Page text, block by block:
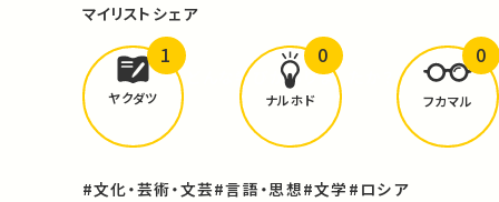
マイリスト シェア
どんな学びがありましたか？
ヤクダツ
1
ナルホド
0
フカマル
0
#文化・芸術・文芸#言語・思想#文学 #ロシア